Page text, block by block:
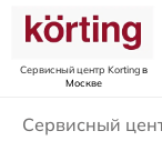
Сервисный центр Kortingв
Москве
Сервисный